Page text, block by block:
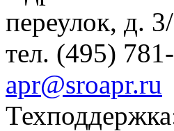
переулок, д.
тел. (495)
apr@sroapr.ru